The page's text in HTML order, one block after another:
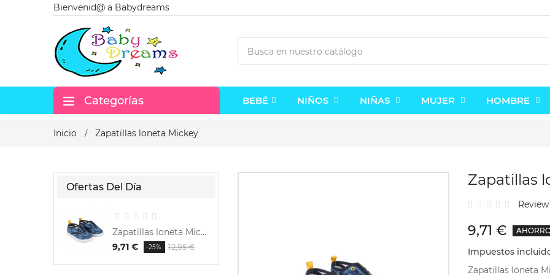
Bienvenid@ a Babydreams
Categorías BEBÉ NIÑOS NIÑAS MUJER HOMBRE
Inicio Zapatillas loneta Mickey
Ofertas Del Día
Zapatillas loneta Mickey
9,71 €
-25% 12,95 €
Zapatillas Frozen con luz.
-50% 24,95 €
Zapatillas
Review
9,71 €
Impuestos
Zapatillas loneta